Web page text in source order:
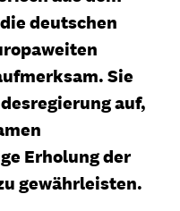
deutschen
Sie
auf,
Erholung der
gewährleisten.